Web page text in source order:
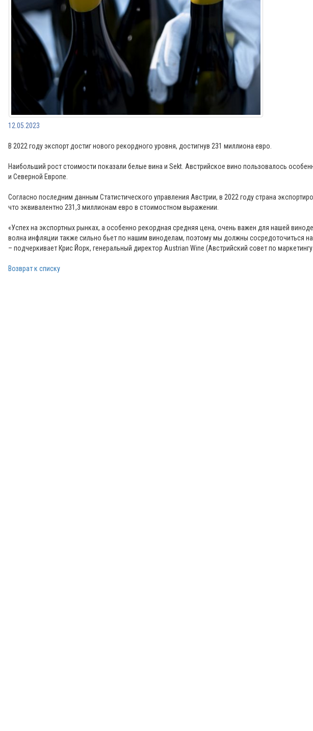
12.05.2023
В 2022 году экспорт достиг нового рекордного уровня, достигнув 231 миллиона евро.
Наибольший рост стоимости показали белые вина и Sekt. Австрийское вино пользовалось
и Северной Европе.
Согласно последним данным Статистического управления Австрии, в 2022 году страна
что эквивалентно 231,3 миллионам евро в стоимостном выражении.
«Успех на экспортных рынках, а особенно рекордная средняя цена, очень важен для нашей
волна инфляции также сильно бьет по нашим виноделам, поэтому мы должны сосредоточиться
– подчеркивает Крис Йорк, генеральный директор Austrian Wine (Австрийский совет по маркетингу
Возврат к списку